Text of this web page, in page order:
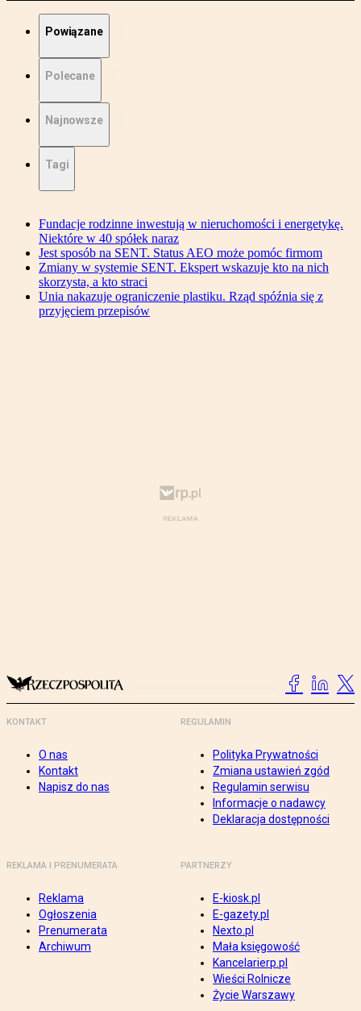
Powiązane
Polecane
Najnowsze
Tagi
Fundacje rodzinne inwestują w nieruchomości i energetykę.
Niektóre w 40 spółek naraz
Jest sposób na SENT. Status AEO może pomóc firmom
Zmiany w systemie SENT. Ekspert wskazuje kto na nich
skorzysta, a kto straci
Unia nakazuje ograniczenie plastiku. Rząd spóźnia się z
przyjęciem przepisów
KONTAKT
O nas
Kontakt
Napisz do nas
REGULAMIN
Polityka Prywatności
Zmiana ustawień zgód
Regulamin serwisu
Informacje o nadawcy
Deklaracja dostępności
REKLAMA I PRENUMERATA
Reklama
Ogłoszenia
Prenumerata
Archiwum
PARTNERZY
E-kiosk.pl
E-gazety.pl
Nexto.pl
Mała księgowość
Kancelarierp.pl
Wieści Rolnicze
Życie Warszawy